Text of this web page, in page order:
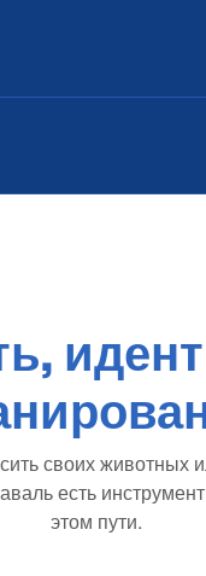
своих животных
есть
этом пути.